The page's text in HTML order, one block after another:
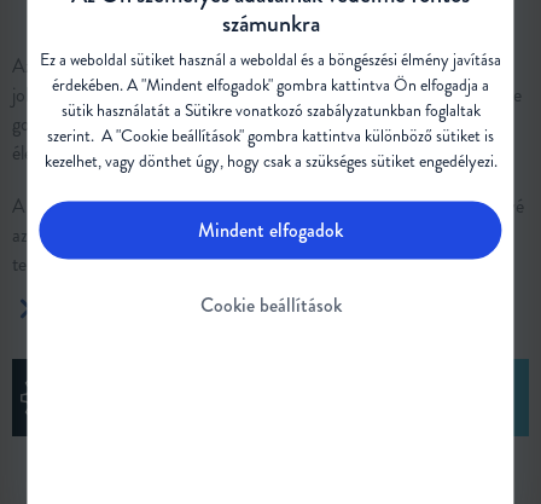
számunkra
Ez a weboldal sütiket használ a weboldal és a böngészési élmény javítása
érdekében. A "Mindent elfogadok" gombra kattintva Ön elfogadja a
sütik használatát a Sütikre vonatkozó szabályzatunkban foglaltak
szerint. A "Cookie beállítások" gombra kattintva különböző sütiket is
kezelhet, vagy dönthet úgy, hogy csak a szükséges sütiket engedélyezi.
Mindent elfogadok
Cookie beállítások
GONDOZÁSÁNAK MINŐSÉGÉBEN
Az SMA-val élők a jobb gondozási lehetőségeknek köszönhetően
jobb életkilátásokra számíthatnak. A betegség kezelése és a különféle
gondozási lehetőségek révén javulhat az SMA-val élők
életminősége.
A folyamatban lévő kutatások egyre jobb megértést tesznek lehetővé
az SMA mögött álló tudomány és az ellátási lehetőségek
tekintetében.6,7,11